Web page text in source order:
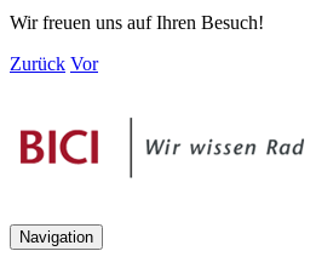
Wir freuen uns auf Ihren Besuch!
Zurück Vor
Navigation